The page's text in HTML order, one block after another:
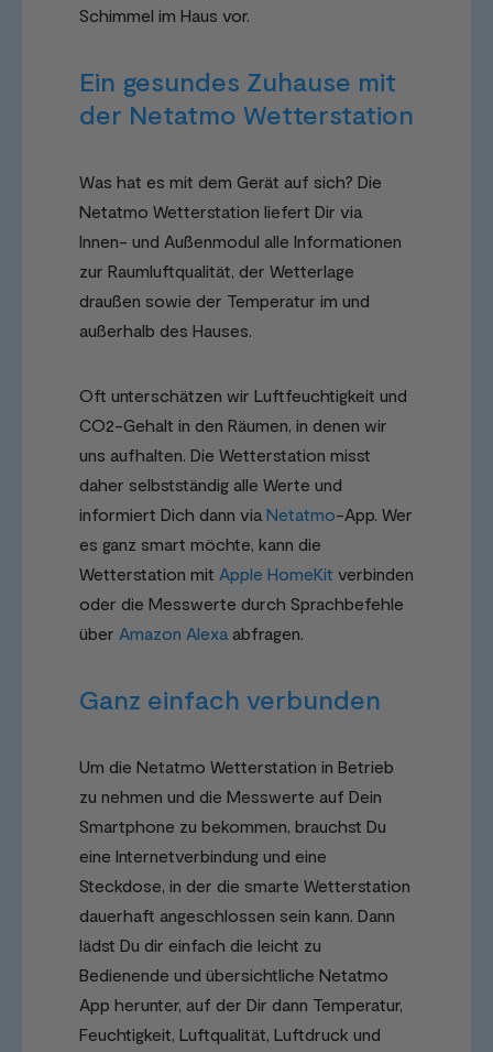
Schimmel im Haus vor.
Ein gesundes Zuhause mit
der Netatmo Wetterstation
Was hat es mit dem Gerät auf sich? Die
Netatmo Wetterstation liefert Dir via
Innen- und Außenmodul alle Informationen
zur Raumluftqualität, der Wetterlage
draußen sowie der Temperatur im und
außerhalb des Hauses.
Oft unterschätzen wir Luftfeuchtigkeit und
CO2-Gehalt in den Räumen, in denen wir
uns aufhalten. Die Wetterstation misst
daher selbstständig alle Werte und
informiert Dich dann via Netatmo-App. Wer
es ganz smart möchte, kann die
Wetterstation mit Apple HomeKit verbinden
oder die Messwerte durch Sprachbefehle
über Amazon Alexa abfragen.
Ganz einfach verbunden
Um die Netatmo Wetterstation in Betrieb
zu nehmen und die Messwerte auf Dein
Smartphone zu bekommen, brauchst Du
eine Internetverbindung und eine
Steckdose, in der die smarte Wetterstation
dauerhaft angeschlossen sein kann. Dann
lädst Du dir einfach die leicht zu
Bedienende und übersichtliche Netatmo
App herunter, auf der Dir dann Temperatur,
Feuchtigkeit, Luftqualität, Luftdruck und